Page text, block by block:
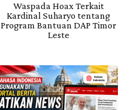
Waspada Hoax Terkait
Kardinal Suharyo tentang
Program Bantuan DAP Timor
Leste